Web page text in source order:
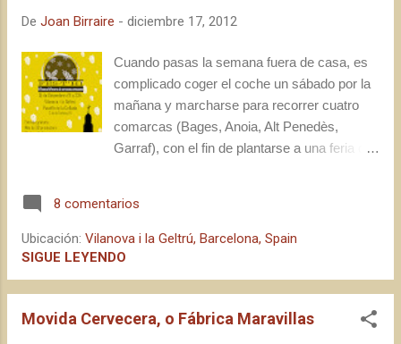
me olvidé de tirar fotos a partir de este
últimamente de Ca l'Arenys, esta India Pale
Ale de 6,5% ABV, con dry hopping de (¿lo
adivináis?) Amarillo, estuvo magnífica de
principio a fin, obsequiándome con un fresco
perfume de lúpulo cítrico bien equilibrado con
sensación de bebibilidad fue elevadísima,
De Joan Birraire - diciembre 17, 2012
Cuando pasas la semana fuera de casa, es
complicado coger el coche un sábado por la
mañana y marcharse para recorrer cuatro
comarcas (Bages, Anoia, Alt Penedès,
Garraf), con el fin de plantarse a una feria de
t'hi, y aunque llegué algo más tarde de lo
previsto tuve, en todo momento, motivación
más que suficiente como para que quedarme
tranquilo y relajado en mi hogar no fuera una
opción válida. Con todo, me planté a Vilanova
i la Geltrú a las 11:30, aparcando en una
8 comentarios
Ubicación: Vilanova i la Geltrú, Barcelona, Spain
SIGUE LEYENDO
Movida Cervecera, o Fábrica Maravillas